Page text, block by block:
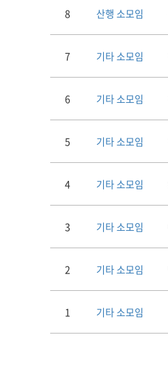
8 산행 소모임
7 기타 소모임
6 기타 소모임
5 기타 소모임
4 기타 소모임
3 기타 소모임
2 기타 소모임
1 기타 소모임